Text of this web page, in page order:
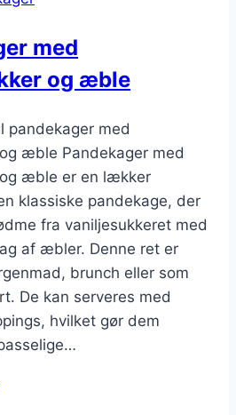
med
og æble
pandekager med
æble Pandekager med
æble er en lækker
klassiske pandekage, der
fra vaniljesukkeret med
af æbler. Denne ret er
brunch eller som
De kan serveres med
hvilket gør dem